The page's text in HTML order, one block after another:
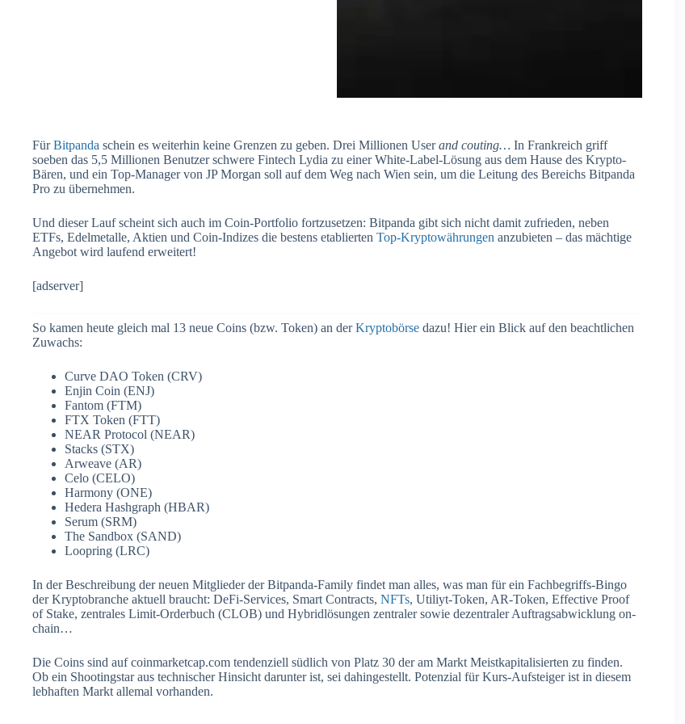
FürBitpanda schein es weiterhin keine Grenzen zu geben. Drei Millionen Userand couting… In Frankreich griff
soeben das 5,5 Millionen Benutzer schwere Fintech Lydia zu einer White-Label-Lösung aus dem Hause des Krypto-
Bären, und ein Top-Manager von JP Morgan soll auf dem Weg nach Wien sein, um die Leitung des Bereichs Bitpanda
Pro zu übernehmen.
Und dieser Lauf scheint sich auch im Coin-Portfolio fortzusetzen: Bitpanda gibt sich nicht damit zufrieden, neben
ETFs, Edelmetalle, Aktien und Coin-Indizes die bestens etablierten Top-Kryptowährungen anzubieten – das mächtige
Angebot wird laufend erweitert!
[adserver]
So kamen heute gleich mal 13 neue Coins (bzw. Token) an derKryptobörse dazu! Hier ein Blick auf den beachtlichen
Zuwachs:
Curve DAO Token (CRV)
Enjin Coin (ENJ)
Fantom (FTM)
FTX Token (FTT)
NEAR Protocol (NEAR)
Stacks (STX)
Arweave (AR)
Celo (CELO)
Harmony (ONE)
Hedera Hashgraph (HBAR)
Serum (SRM)
The Sandbox (SAND)
Loopring (LRC)
In der Beschreibung der neuen Mitglieder der Bitpanda-Family findet man alles, was man für ein Fachbegriffs-Bingo
der Kryptobranche aktuell braucht: DeFi-Services, Smart Contracts, NFTs, Utiliyt-Token, AR-Token, Effective Proof
of Stake, zentrales Limit-Orderbuch (CLOB) und Hybridlösungen zentraler sowie dezentraler Auftragsabwicklung on-
chain…
Die Coins sind auf coinmarketcap.com tendenziell südlich von Platz 30 der am Markt Meistkapitalisierten zu finden.
Ob ein Shootingstar aus technischer Hinsicht darunter ist, sei dahingestellt. Potenzial für Kurs-Aufsteiger ist in diesem
lebhaften Markt allemal vorhanden.